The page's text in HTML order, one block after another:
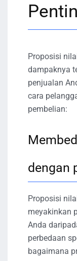
Proposisi
dampaknya
penjualan
cara
pembelian:
dengan
Proposisi
meyakinkan
Anda
perbedaan
bagaimana